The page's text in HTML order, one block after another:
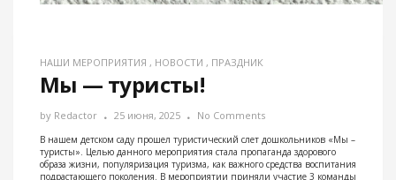
НАШИ МЕРОПРИЯТИЯ , НОВОСТИ , ПРАЗДНИК
Мы — туристы!
by Redactor 25 июня, 2025 No Comments
В нашем детском саду прошел туристический слет дошкольников «Мы –
туристы». Целью данного мероприятия стала пропаганда здорового
образа жизни, популяризация туризма, как важного средства воспитания
подрастающего поколения. В мероприятии приняли участие 3 команды